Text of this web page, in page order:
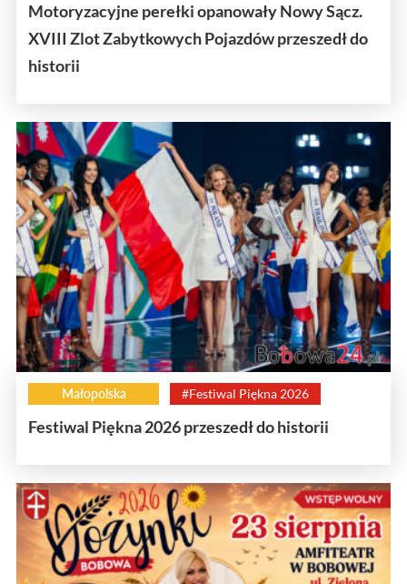
Motoryzacyjne perełki opanowały Nowy Sącz.
XVIII Zlot Zabytkowych Pojazdów przeszedł do
historii
Małopolska #Festiwal Piękna 2026
Festiwal Piękna 2026 przeszedł do historii